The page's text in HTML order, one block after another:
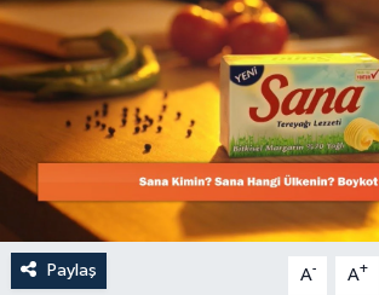
Paylaş A- A+
Dünya
Resmi Reklamlar